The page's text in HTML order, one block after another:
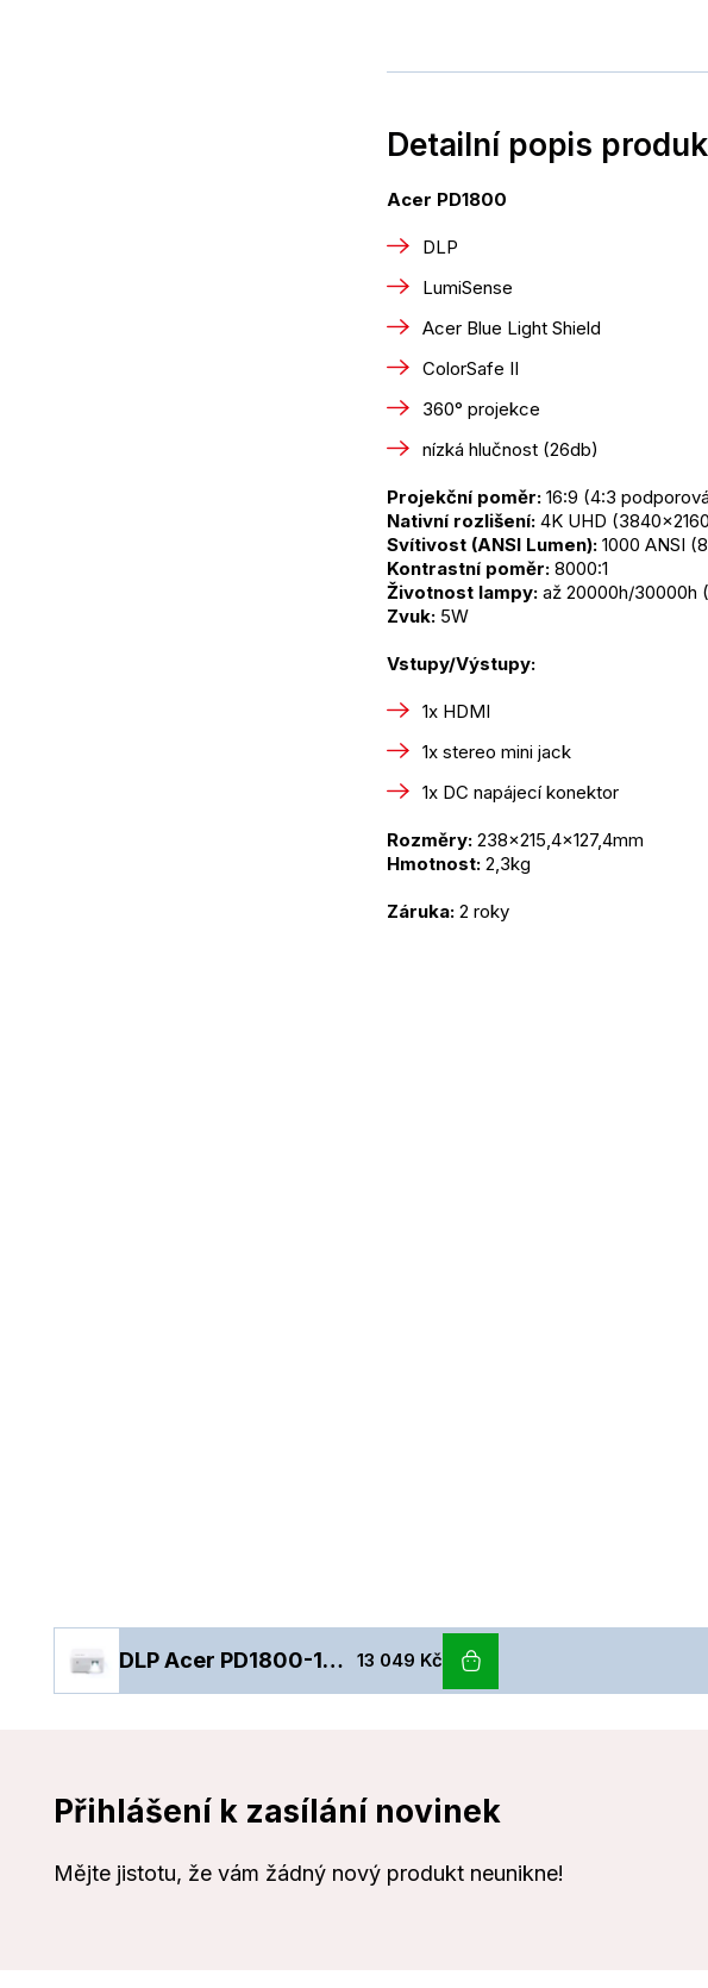
Detailní popis
Acer PD1800
DLP
LumiSense
Acer Blue Light Shield
ColorSafe II
360° projekce
nízká hlučnost (26db)
Projekční poměr: 16:9 (4:3
Nativní rozlišení: 4K UHD
Svítivost (ANSI Lumen): 1000 ANSI
Kontrastní poměr: 8000:1
Životnost lampy: až 20000h/30000h
Zvuk: 5W
Vstupy/Výstupy:
1x HDMI
1x stereo mini jack
1x DC napájecí konektor
Rozměry: 238x215,4x127,4mm
Hmotnost: 2,3kg
Záruka: 2 roky
DLP Acer PD1800-1000Lm,4K2K, HDMI 13 049 Kč
Přihlášení k zasílání novinek
Mějte jistotu, že vám žádný nový produkt neunikne!